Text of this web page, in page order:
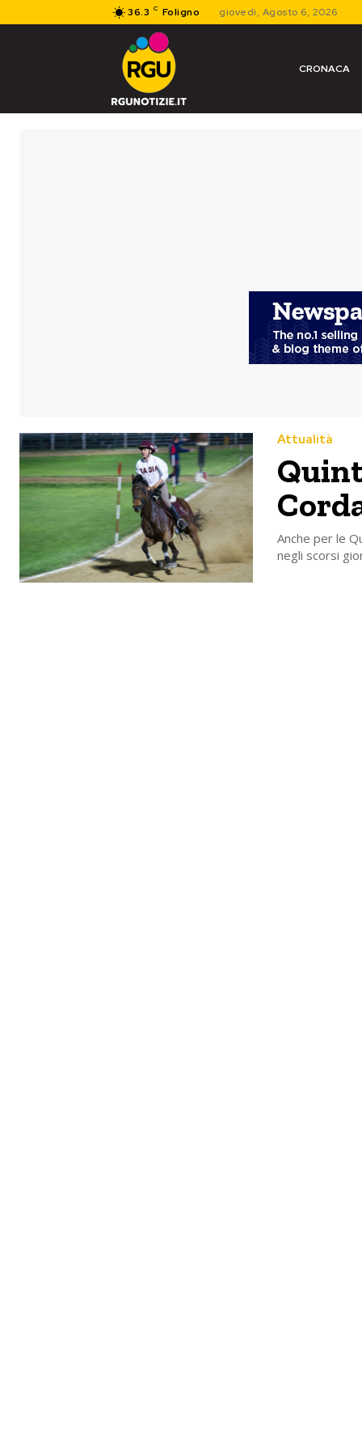
36.3 C Foligno giovedì, Agosto 6, 2026
CRONACA
Attualità
Anche per le
negli scorsi